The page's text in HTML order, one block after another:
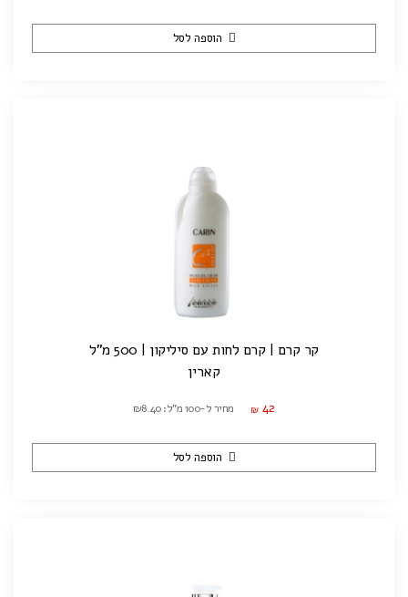
הוספה לסל
קר קרם | קרם לחות עם סיליקון | 500 מ"ל
קארין
₪ 42 מחיר ל-100 מ"ל: ₪8.40
הוספה לסל